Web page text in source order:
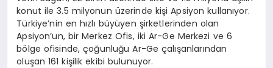
konut ile 3.5 milyonun üzerinde kişi Apsiyon kullanıyor.
Türkiye’nin en hızlı büyüyen şirketlerinden olan
Apsiyon’un, bir Merkez Ofis, iki Ar-Ge Merkezi ve 6
bölge ofisinde, çoğunluğu Ar-Ge çalışanlarından
oluşan 161 kişilik ekibi bulunuyor.